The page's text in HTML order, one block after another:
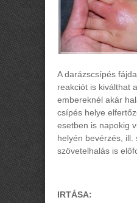
A darázscsípés
reakciót is kiválthat
embereknél akár
csípés helye
esetben is napokig
helyén bevérzés, ill.
szövetelhalás is
IRTÁSA: